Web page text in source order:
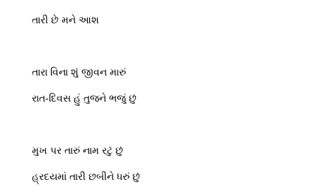
તારી છે મને આશ
તારા વિના શું જીવન મારું
રાત-દિવસ હું તુજને ભજું છું
મુખ પર તારું નામ રટું છું
હ્રદયમાં તારી છબીને ધરું છું